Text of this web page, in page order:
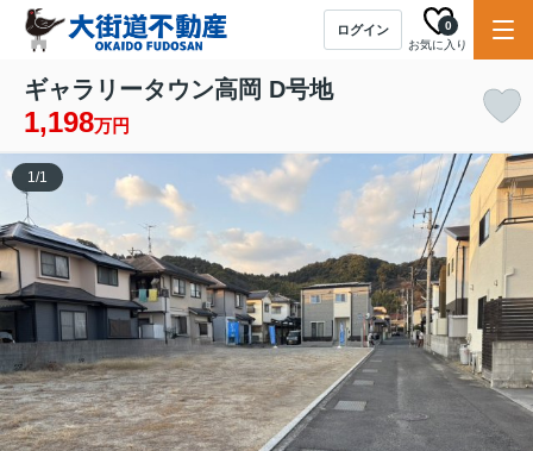
ログイン
お気に入り
0
ギャラリータウン高岡 D号地
1,198万円
1/1